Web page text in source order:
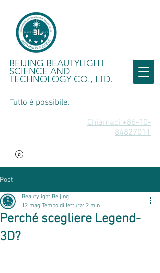
BEIJING BEAUTYLIGHT
SCIENCE AND
TECHNOLOGY CO., LTD.
Tutto è possibile.
Chiamaci +86-10-
84827011
Post
Perché scegliere Legend-
3D?
Beautylight Beijing
12 mag Tempo di lettura: 2 min